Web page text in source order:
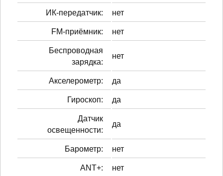
ИК-передатчик: нет
FM-приёмник: нет
Беспроводная
зарядка:
нет
Акселерометр: да
Гироскоп: да
Датчик
освещенности:
да
Барометр: нет
ANT+: нет